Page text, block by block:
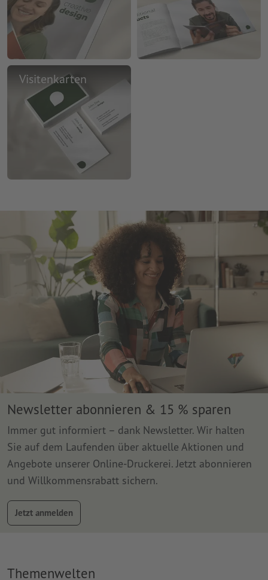
Visitenkarten
Newsletter abonnieren & 15 % sparen
Immer gut informiert – dank Newsletter. Wir halten
Sie auf dem Laufenden über aktuelle Aktionen und
Angebote unserer Online-Druckerei. Jetzt abonnieren
und Willkommensrabatt sichern.
Jetzt anmelden
Themenwelten